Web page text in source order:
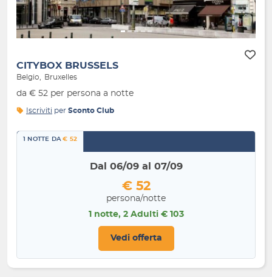
CITYBOX BRUSSELS
Belgio Bruxelles
da € 52 per persona a notte
Iscriviti per Sconto Club
1 NOTTE DA€ 52
Dal 06/09 al 07/09
€ 52
persona/notte
1 notte, 2 Adulti € 103
Vedi offerta